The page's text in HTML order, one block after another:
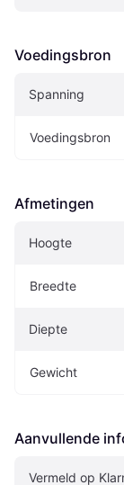
Voedingsbron
Spanning
Voedingsbron
Afmetingen
Hoogte
Breedte
Diepte
Gewicht
Aanvullende
Vermeld op